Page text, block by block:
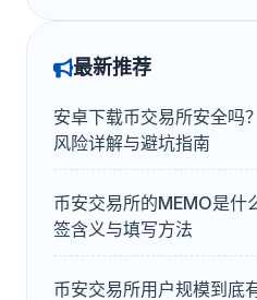
最新推荐
安卓下载币交易所安全吗
风险详解与避坑指南
币安交易所的MEMO是
签含义与填写方法
币安交易所用户规模到底